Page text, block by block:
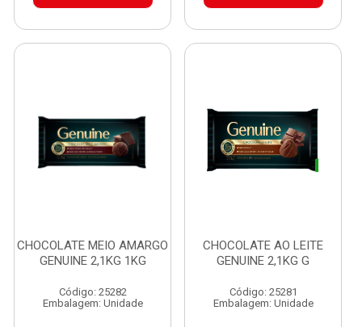
CHOCOLATE MEIO AMARGO
GENUINE 2,1KG 1KG
Código: 25282
Embalagem: Unidade
CHOCOLATE AO LEITE
GENUINE 2,1KG G
Código: 25281
Embalagem: Unidade